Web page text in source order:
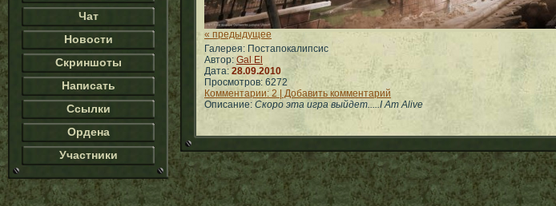
Чат
Новости
Скриншоты
Написать
Ссылки
Ордена
Участники
« предыдущее
Галерея: Постапокалипсис
Автор: Gal El
Дата: 28.09.2010
Просмотров: 6272
Комментарии: 2 | Добавить комментарий
Описание: Скоро эта игра выйдет.....I Am Alive